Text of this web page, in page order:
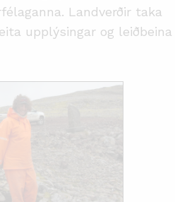
Landverðir taka
upplýsingar og leiðbeina